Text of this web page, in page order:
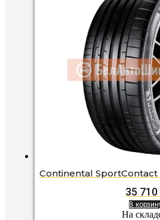
Continental SportContact
35 710
В
На